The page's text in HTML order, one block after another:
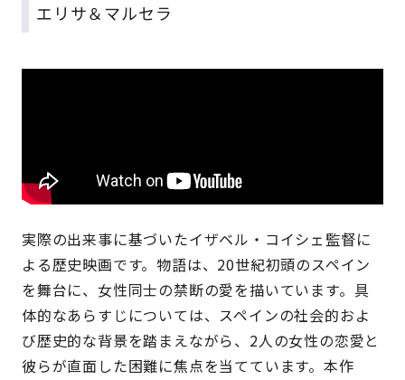
エリサ＆マルセラ
実際の出来事に基づいたイザベル・コイシェ監督に
よる歴史映画です。物語は、20世紀初頭のスペイン
を舞台に、女性同士の禁断の愛を描いています。具
体的なあらすじについては、スペインの社会的およ
び歴史的な背景を踏まえながら、2人の女性の恋愛と
彼らが直面した困難に焦点を当てています。本作